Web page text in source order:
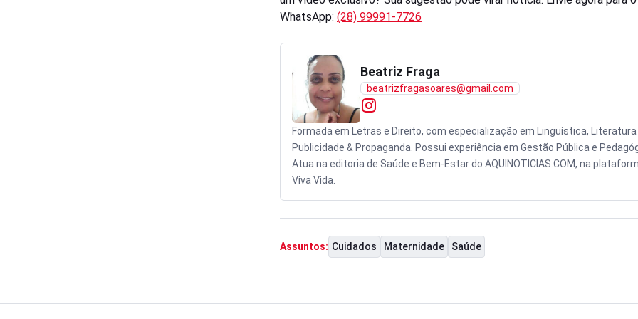
WhatsApp: (28) 99991-7726
Beatriz Fraga
beatrizfragasoares@gmail.com
Formada em Letras e Direito, com especialização em Linguística, Literatura
Publicidade & Propaganda. Possui experiência em Gestão Pública e
Atua na editoria de Saúde e Bem-Estar do AQUINOTICIAS.COM, na
Viva Vida.
Assuntos: Cuidados Maternidade Saúde